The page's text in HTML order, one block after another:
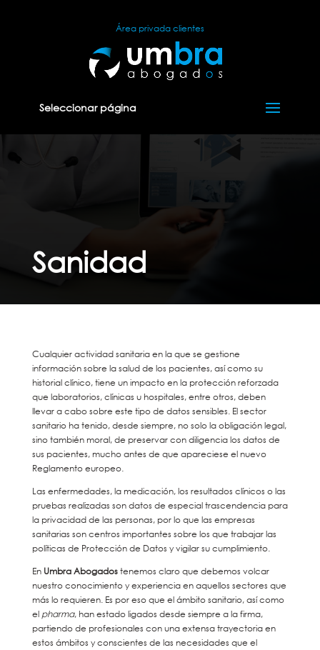
Área privada clientes
Seleccionar página
Sanidad
Cualquier actividad sanitaria en la que se gestione
información sobre la salud de los pacientes, así como su
historial clínico, tiene un impacto en la protección reforzada
que laboratorios, clínicas u hospitales, entre otros, deben
llevar a cabo sobre este tipo de datos sensibles. El sector
sanitario ha tenido, desde siempre, no solo la obligación legal,
sino también moral, de preservar con diligencia los datos de
sus pacientes, mucho antes de que apareciese el nuevo
Reglamento europeo.
Las enfermedades, la medicación, los resultados clínicos o las
pruebas realizadas son datos de especial trascendencia para
la privacidad de las personas, por lo que las empresas
sanitarias son centros importantes sobre los que trabajar las
políticas de Protección de Datos y vigilar su cumplimiento.
En Umbra Abogadostenemos claro que debemos volcar
nuestro conocimiento y experiencia en aquellos sectores que
más lo requieren. Es por eso que el ámbito sanitario, así como
el pharma, han estado ligados desde siempre a la firma,
partiendo de profesionales con una extensa trayectoria en
estos ámbitos y conscientes de las necesidades que el